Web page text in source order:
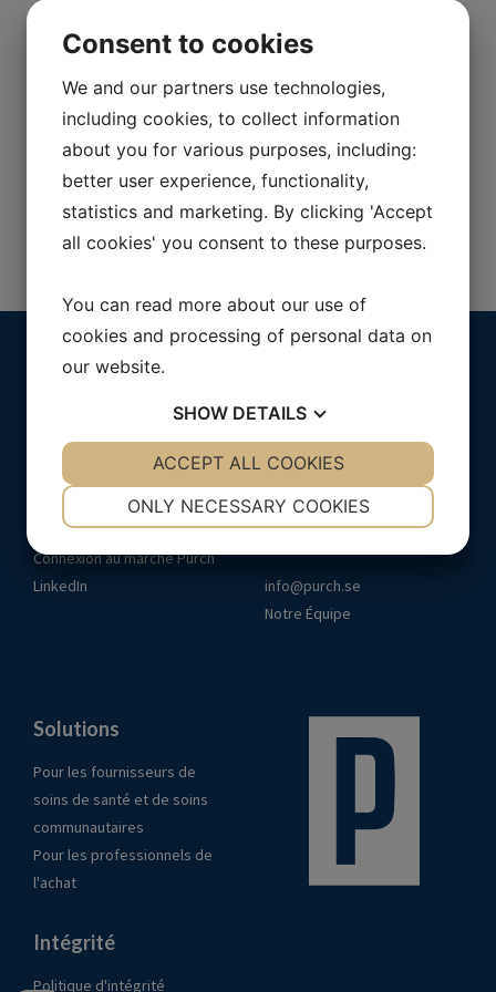
Nous vous contacterons sous peu.
Menu
Contactez-nous
Liens
Connexion au marché Purch
LinkedIn
411 36 Göteborg
SUÈDE
info@purch.se
Notre Équipe
Solutions
Pour les fournisseurs de
soins de santé et de soins
communautaires
Pour les professionnels de
l'achat
Intégrité
Politique d'intégrité
Consent to cookies
We and our partners use technologies,
including cookies, to collect information
about you for various purposes, including:
better user experience, functionality,
statistics and marketing. By clicking 'Accept
all cookies' you consent to these purposes.
You can read more about our use of
cookies and processing of personal data on
our website.
SHOW DETAILS
YES NO YES NO
ONLY NECESSARY COOKIES
ACCEPT ALL COOKIES